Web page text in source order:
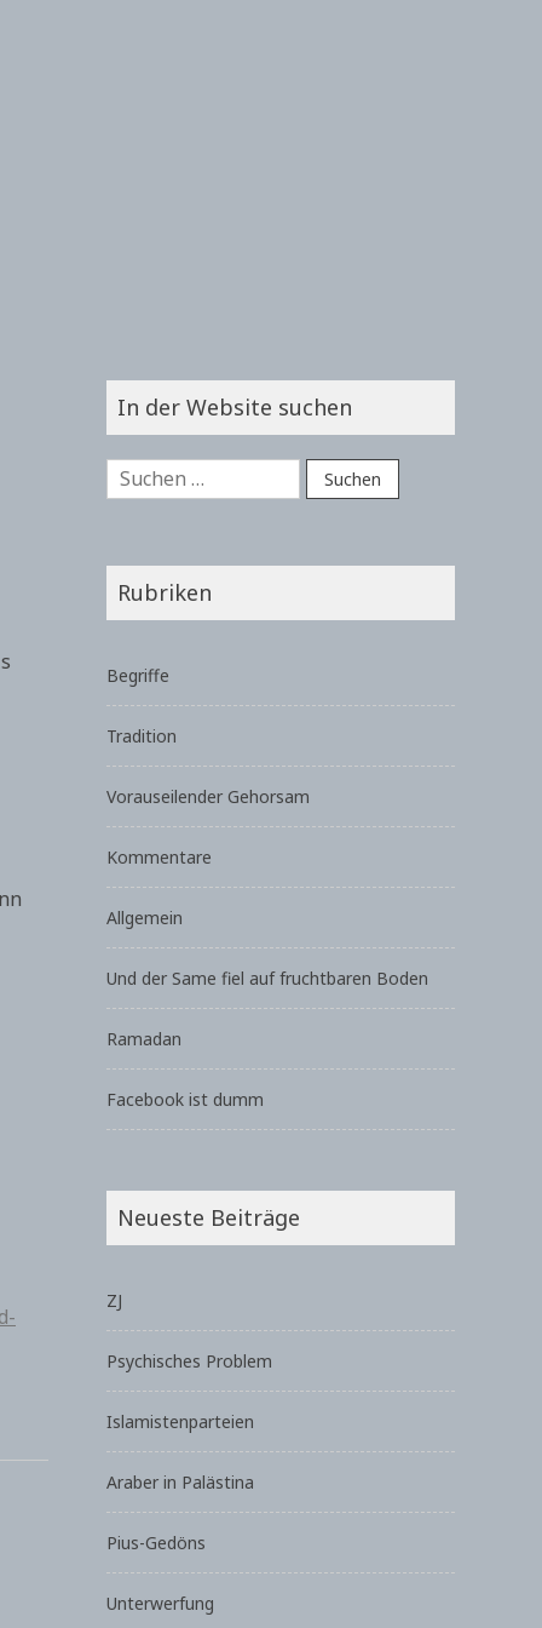
In der Website suchen
Suchen
nach:
Rubriken
Begriffe
Tradition
Vorauseilender Gehorsam
Kommentare
Allgemein
Und der Same fiel auf fruchtbaren Boden
Ramadan
Facebook ist dumm
Neueste Beiträge
ZJ
Psychisches Problem
Islamistenparteien
Araber in Palästina
Pius-Gedöns
Unterwerfung